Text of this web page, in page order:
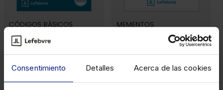
Consentimiento Detalles Acerca de las cookies
CÓDIGOS BÁSICOS
Ley de Sociedades de
Capital
MEMENTOS
Memento Transmisión
de Empresas 2026-2027